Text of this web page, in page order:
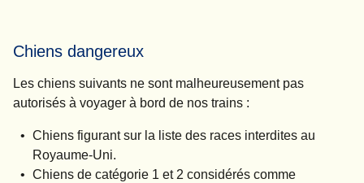
Chiens dangereux
Les chiens suivants ne sont malheureusement pas
autorisés à voyager à bord de nos trains :
Chiens figurant sur la liste des races interdites au
Royaume-Uni.
Chiens de catégorie 1 et 2 considérés comme